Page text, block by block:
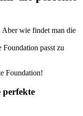
Aber wie findet man die
passt zu